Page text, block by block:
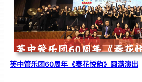
芙中管乐团60周年《奏花悦韵》圆满演出